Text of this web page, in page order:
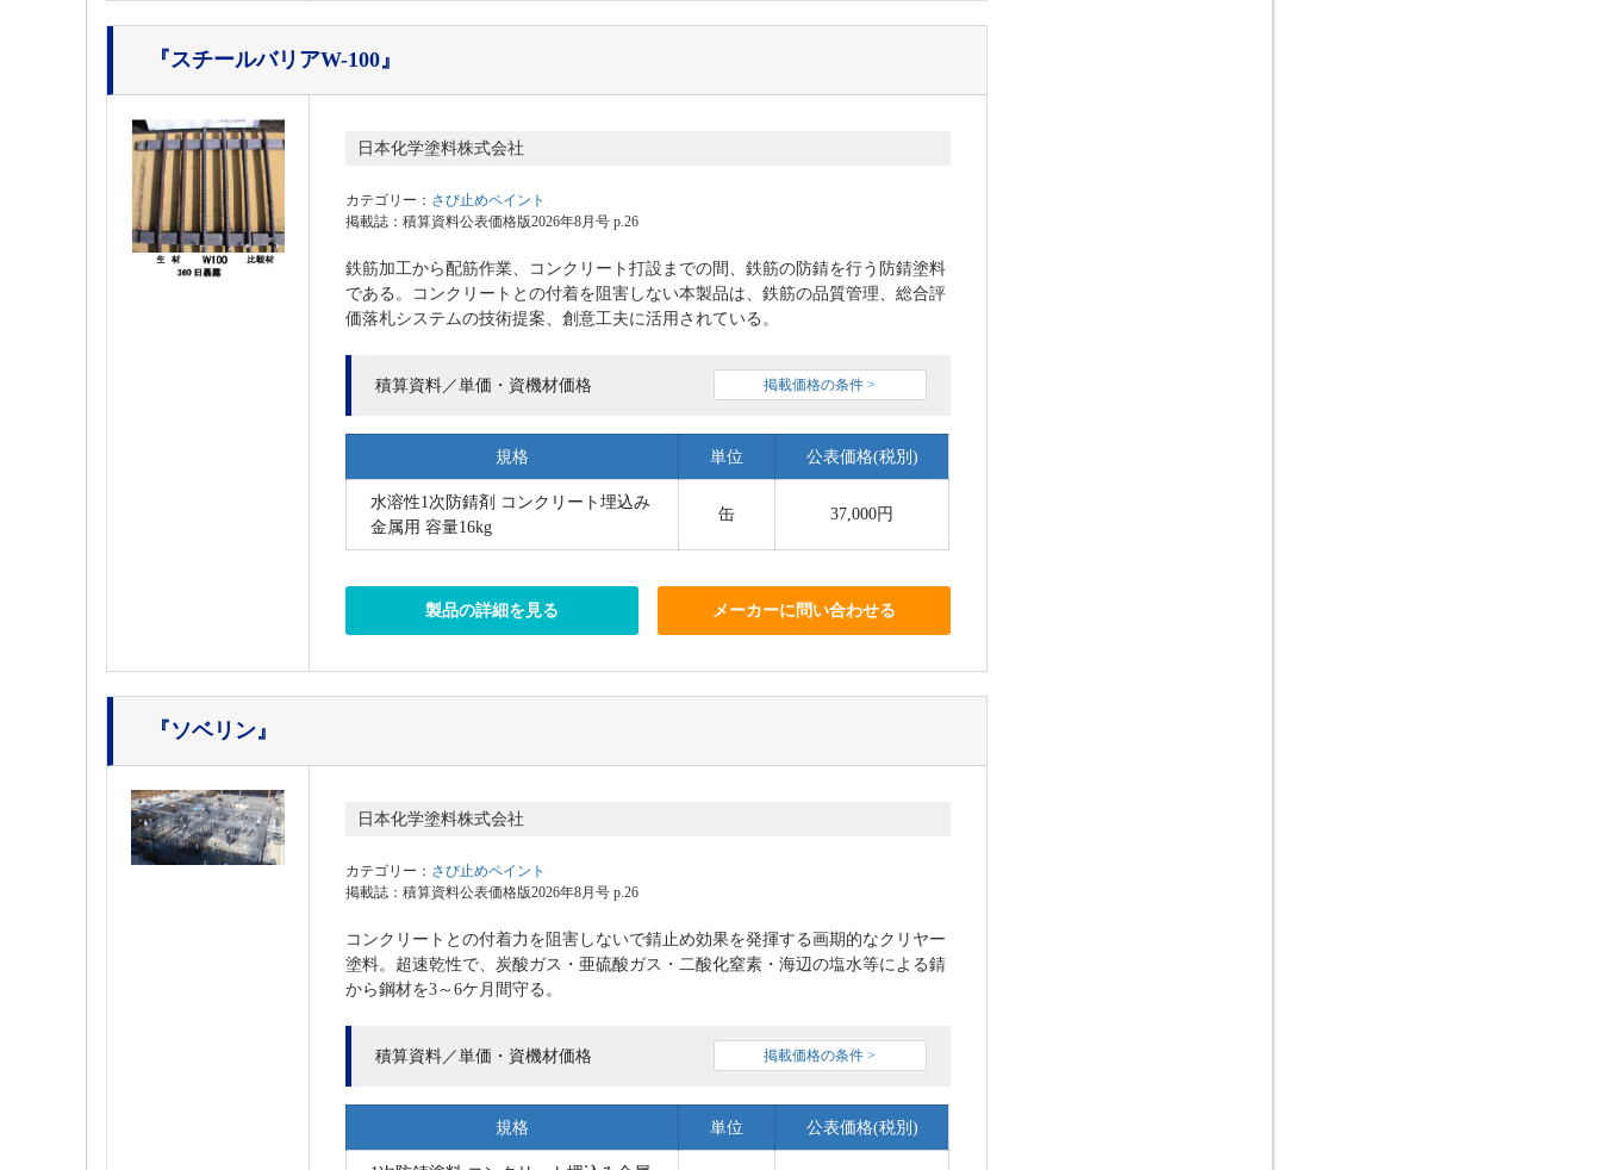
『スチールバリアW-100』
日本化学塗料株式会社
カテゴリー： さび止めペイント
掲載誌：積算資料公表価格版2026年8月号 p.26
鉄筋加工から配筋作業、コンクリート打設までの間、鉄筋の防錆を行う防錆塗料
である。コンクリートとの付着を阻害しない本製品は、鉄筋の品質管理、総合評
価落札システムの技術提案、創意工夫に活用されている。
積算資料／単価・資機材価格 掲載価格の条件 >
規格 単位 公表価格(税別)
水溶性1次防錆剤 コンクリート埋込み
金属用 容量16kg
缶 37,000円
製品の詳細を見る メーカーに問い合わせる
『ソベリン』
日本化学塗料株式会社
カテゴリー： さび止めペイント
掲載誌：積算資料公表価格版2026年8月号 p.26
コンクリートとの付着力を阻害しないで錆止め効果を発揮する画期的なクリヤー
塗料。超速乾性で、炭酸ガス・亜硫酸ガス・二酸化窒素・海辺の塩水等による錆
から鋼材を3～6ケ月間守る。
積算資料／単価・資機材価格 掲載価格の条件 >
規格 単位 公表価格(税別)